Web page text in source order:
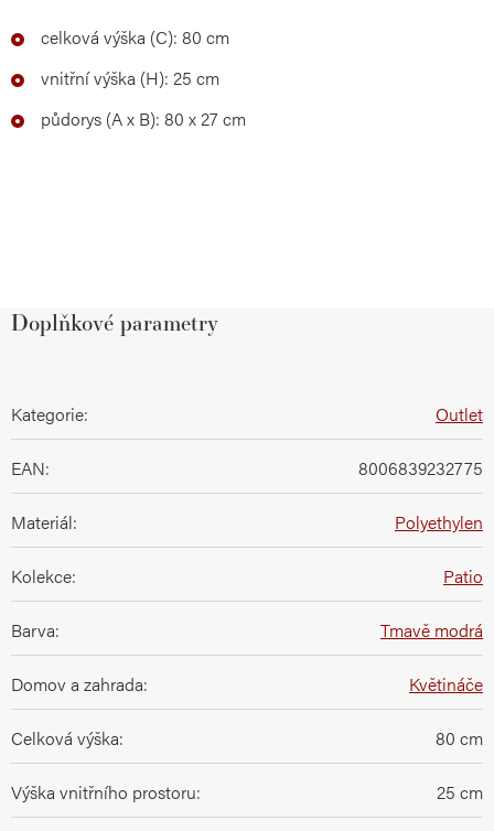
celková výška (C): 80 cm
vnitřní výška (H): 25 cm
půdorys (A x B): 80 x 27 cm
Doplňkové parametry
Kategorie: Outlet
EAN: 8006839232775
Materiál: Polyethylen
Kolekce: Patio
Barva: Tmavě modrá
Domov a zahrada: Květináče
Celková výška: 80 cm
Výška vnitřního prostoru: 25 cm